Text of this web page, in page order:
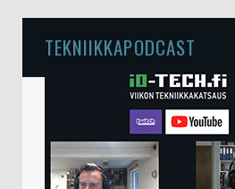
TEKNIIKKAPODCAST